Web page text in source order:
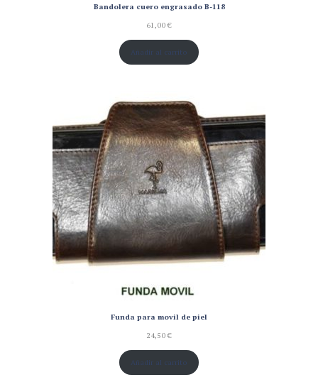
Bandolera cuero engrasado B-118
61,00€
Añadir al carrito
Funda para movil de piel
24,50€
Añadir al carrito